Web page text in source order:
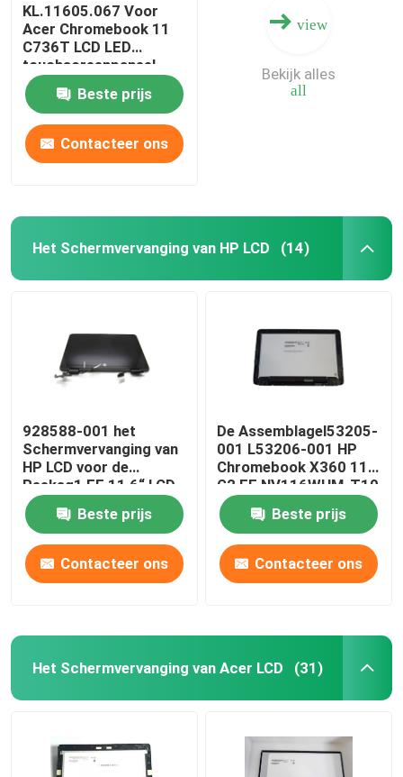
KL.11605.067 Voor
Acer Chromebook 11
C736T LCD LED
touchscreenpaneel
11,6" HD IPS
B116XAK01.0
B116XAK01.2
Beste prijs
Contacteer ons
view
all
Bekijk alles
Het Schermvervanging van HP LCD (14)
928588-001 het
Schermvervanging van
HP LCD voor de
Reeksg1 EE 11,6“ LCD
Comité van
Chromebook X360 11-
VE
Beste prijs
Contacteer ons
De Assemblagel53205-
001 L53206-001 HP
Chromebook X360 11
G2 EE NV116WHM-T10
LCD W/Frame Raad van
HP LCD Beste prijs
Contacteer ons
Het Schermvervanging van Acer LCD (31)